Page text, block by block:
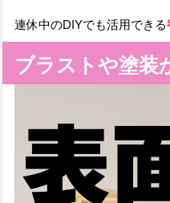
連休中のDIYでも活用できる
ブラストや塗装